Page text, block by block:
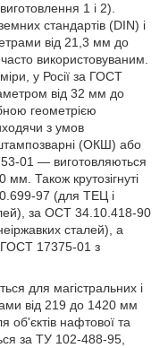
1 і 2).
стандартів (DIN) і
від 21,3 мм до
використовуваним.
у Росії за ГОСТ
від 32 мм до
геометрією
з умов
штампозварні (ОКШ) або
01 — виготовляються
Також крутозігнуті
97 (для ТЕЦ і
за ОСТ 34.10.418-90
сталей), а
ГОСТ 17375-01 з
для магістральних і
від 219 до 1420 мм
об'єктів нафтової та
за ТУ 102-488-95,